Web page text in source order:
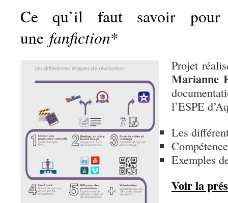
Ce qu’il faut savoir pour
une fanfiction*
Projet
Marianne
l’ESPE
Les
Exemples
Voir la